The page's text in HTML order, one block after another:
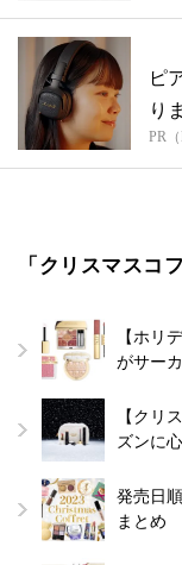
ピ
り
PR
「クリスマスコ
【ホリ
がサー
【クリ
ズンに
発売日
まとめ